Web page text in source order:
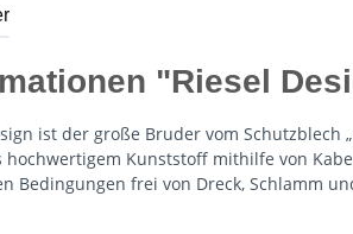
"Riesel
ist der große Bruder vom
Kunststoff mithilfe von
Bedingungen frei von Dreck, Schlamm